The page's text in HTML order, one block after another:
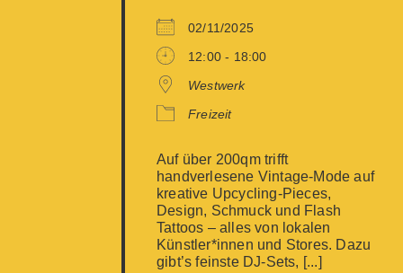
02/11/2025
12:00 - 18:00
Westwerk
Freizeit
Auf über 200qm trifft
handverlesene Vintage-Mode auf
kreative Upcycling-Pieces,
Design, Schmuck und Flash
Tattoos – alles von lokalen
Künstler*innen und Stores. Dazu
gibt’s feinste DJ-Sets, [...]